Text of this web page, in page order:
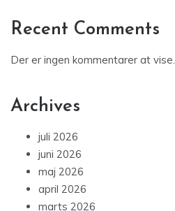
Recent Comments
Der er ingen kommentarer at vise.
Archives
juli 2026
juni 2026
maj 2026
april 2026
marts 2026